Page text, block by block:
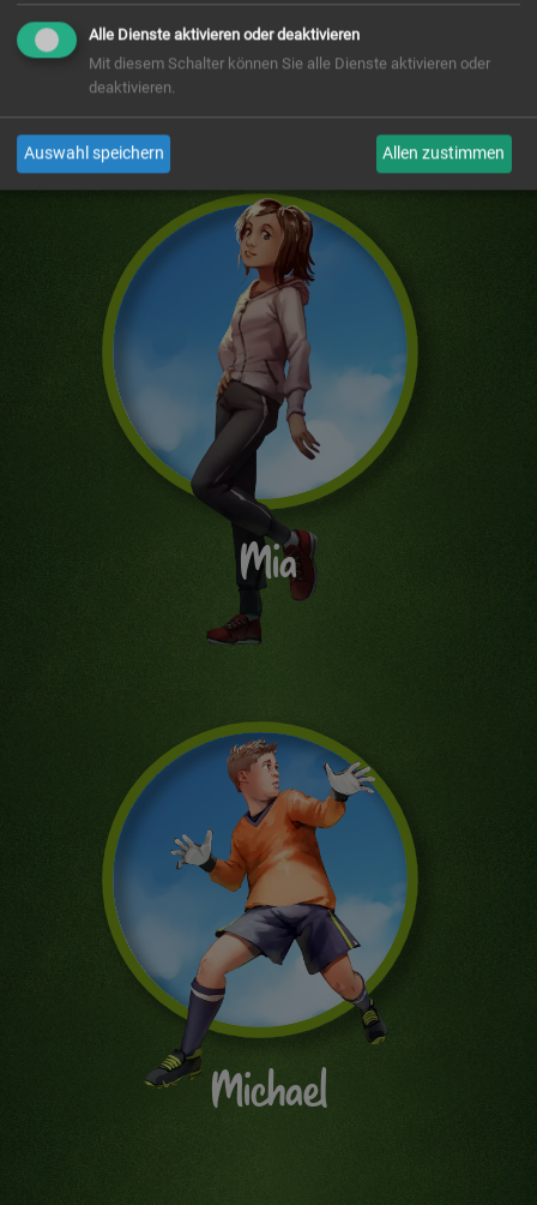
Alle Dienste aktivieren oder deaktivieren
Mit diesem Schalter können Sie alle Dienste aktivieren oder
deaktivieren.
Auswahl speichern Allen zustimmen
Leon
Mia
Michael